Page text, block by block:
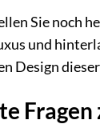
Sie noch
und
Design